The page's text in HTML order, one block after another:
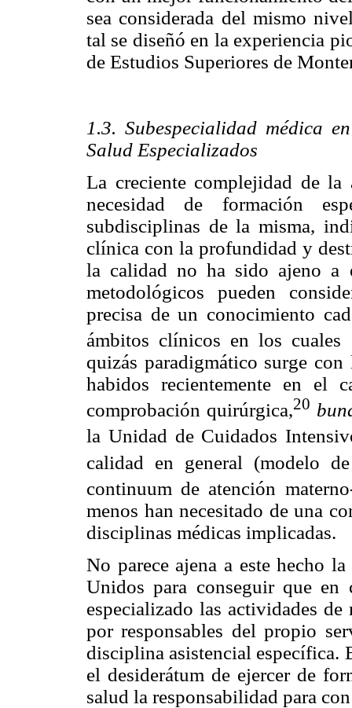
sea considerada del mismo
tal se diseñó en la experiencia
de Estudios Superiores de
1.3. Subespecialidad médica
Salud Especializados
La creciente complejidad de la
necesidad de formación
subdisciplinas de la misma,
clínica con la profundidad y
la calidad no ha sido ajeno a
metodológicos pueden
precisa de un conocimiento
ámbitos clínicos en los cuales
quizás paradigmático surge
habidos recientemente en el
comprobación quirúrgica,20
la Unidad de Cuidados
calidad en general (modelo
continuum de atención
menos han necesitado de una
disciplinas médicas implicadas.
No parece ajena a este hecho
Unidos para conseguir que en
especializado las actividades
por responsables del propio
disciplina asistencial específica.
el desiderátum de ejercer de
salud la responsabilidad para